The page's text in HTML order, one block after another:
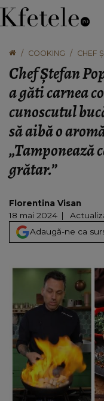
COOKING
CHEF
SĂ
Chef Ștefan
a găti carnea
cunoscutul
să aibă o
„Tamponează
grătar.”
Florentina Visan
18 mai 2024
Adaugă-ne ca